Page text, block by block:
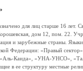
для лиц старше 16 лет.
дом 12, пом. 22.
и зарубежные страны.
Федерации: «Правый
Каида», «УНА-УНСО»,
в ее структуру местные